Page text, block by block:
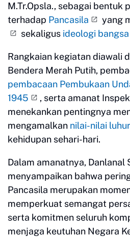
M.Tr.Opsla., sebagai bentuk
terhadap Pancasila yang
sekaligus ideologi
Rangkaian kegiatan diawali
Bendera Merah Putih,
pembacaan Pembukaan
1945
, serta amanat
menekankan pentingnya
mengamalkan nilai-nilai
kehidupan sehari-hari.
Dalam amanatnya, Danlanal
menyampaikan bahwa
Pancasila merupakan
memperkuat semangat
serta komitmen seluruh
menjaga keutuhan Negara